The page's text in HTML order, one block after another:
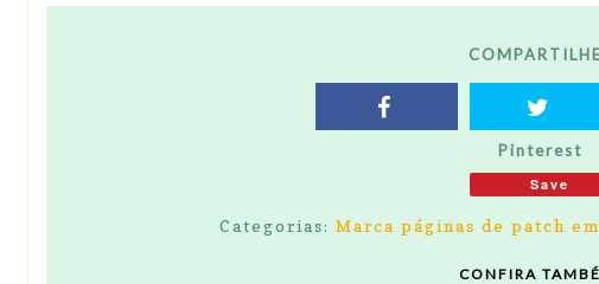
Pinterest
Save
Categorias:Marca páginas de patch
CONFIRA